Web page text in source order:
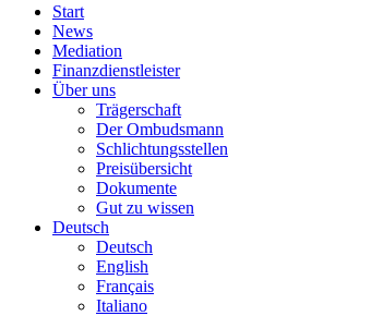
Start
News
Mediation
Finanzdienstleister
Über uns
Trägerschaft
Der Ombudsmann
Schlichtungsstellen
Preisübersicht
Dokumente
Gut zu wissen
Deutsch
Deutsch
English
Français
Italiano